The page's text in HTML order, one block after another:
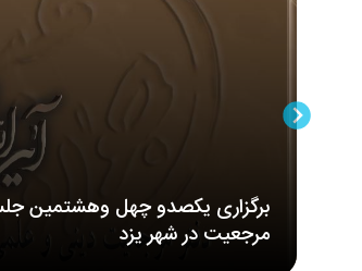
برگزاری یکصدو چهل وهشتمین
مرجعیت در شهر یزد